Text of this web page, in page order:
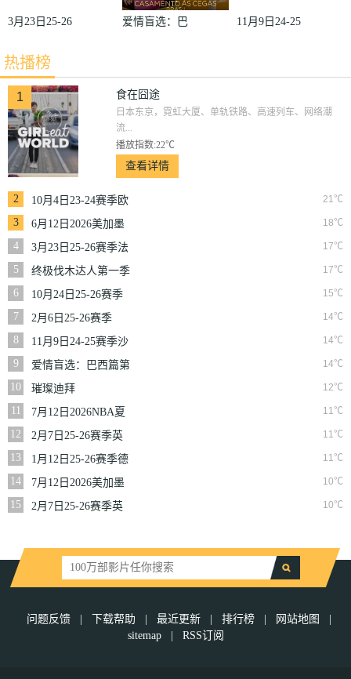
3月23日25-26
轮雷恩VS梅
斯
爱情盲选：巴
11月9日24-25
利
热播榜
1 食在囧途
日本东京，霓虹大厦、单轨铁路、高速列车、网络潮
流...
播放指数:22℃
查看详情
2 21℃
10月4日23-24赛季欧
冠小组赛第2轮那不
勒斯VS皇家马德里
3 18℃
6月12日2026美加墨
世界杯小组赛韩国VS
捷克
4 17℃
3月23日25-26赛季法
甲第27轮雷恩VS梅斯
5 17℃
终极伐木达人第一季
6
15℃
10月24日25-26赛季
NBA常规赛掘金VS
勇士
7 14℃
2月6日25-26赛季
NBA常规赛篮网VS
魔术
8 14℃
11月9日24-25赛季沙
联第10轮利雅得体育
VS利雅得胜利
9 14℃
爱情盲选：巴西篇第
二季
10 12℃
璀璨迪拜
11
11℃
7月12日2026NBA夏
季联赛尼克斯VS马刺
12 11℃
2月7日25-26赛季英
超第25轮伯恩利VS西
汉姆联
13 11℃
1月12日25-26赛季德
甲第16轮拜仁慕尼黑
VS沃尔夫斯堡
14 10℃
7月12日2026美加墨
世界杯四分之一决赛
挪威VS英格兰
15 10℃
2月7日25-26赛季英
问题反馈 下载帮助 最近更新 排行榜 网站地图
sitemap
RSS订阅